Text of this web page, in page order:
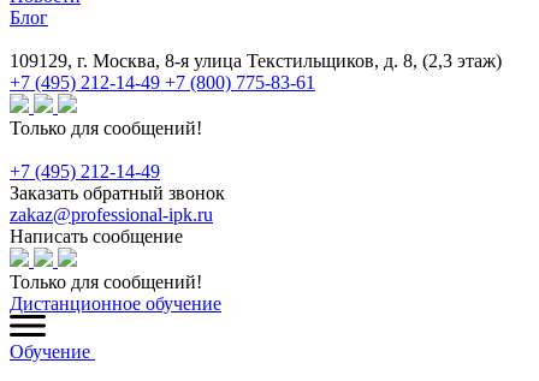
Блог
109129, г. Москва, 8-я улица Текстильщиков, д. 8, (2,3 этаж)
+7 (495) 212-14-49 +7 (800) 775-83-61
Только для сообщений!
+7 (495) 212-14-49
Заказать обратный звонок
zakaz@professional-ipk.ru
Написать сообщение
Только для сообщений!
Дистанционное обучение
Обучение